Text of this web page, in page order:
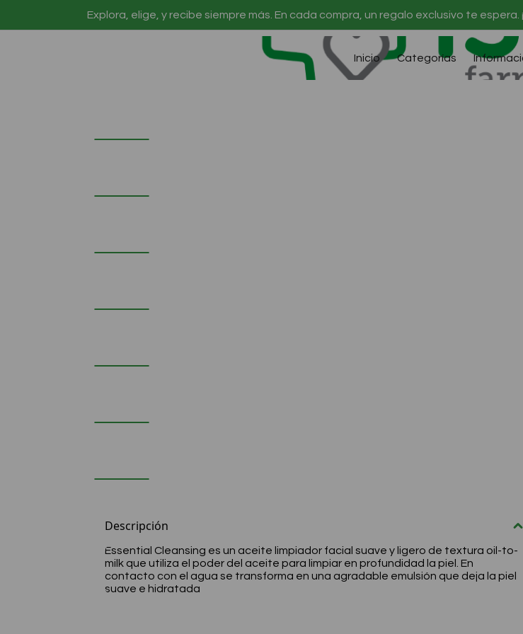
Explora, elige, y recibe siempre más. En cada compra, un regalo exclusivo te
Inicio
Categorías
Descripción
Essential Cleansing es un aceite limpiador facial suave y ligero de textura oil-to-
milk que utiliza el poder del aceite para limpiar en profundidad la piel. En
contacto con el agua se transforma en una agradable emulsión que deja la piel
suave e hidratada